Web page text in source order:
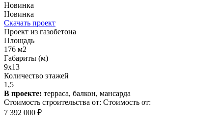
Новинка
Новинка
Скачать проект
Проект из газобетона
Площадь
176 м2
Габариты (м)
9x13
Количество этажей
1,5
В проекте: терраса, балкон, мансарда
Стоимость строительства от: Стоимость от:
7 392 000 ₽